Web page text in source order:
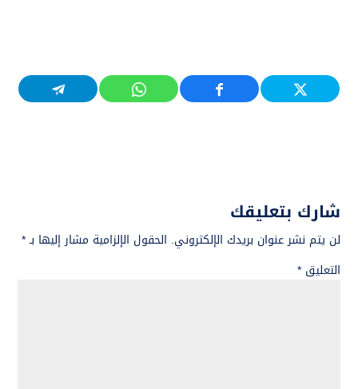
شارك بتعليقك
لن يتم نشر عنوان بريدك الإلكتروني. الحقول الإلزامية مشار إليها بـ*
التعليق *